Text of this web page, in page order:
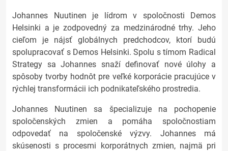
Johannes Nuutinen je lídrom v spoločnosti Demos
Helsinki a je zodpovedný za medzinárodné trhy. Jeho
cieľom je nájsť globálnych predchodcov, ktorí budú
spolupracovať s Demos Helsinki. Spolu s tímom Radical
Strategy sa Johannes snaží definovať nové úlohy a
spôsoby tvorby hodnôt pre veľké korporácie pracujúce v
rýchlej transformácii ich podnikateľského prostredia.
Johannes Nuutinen sa špecializuje na pochopenie
spoločenských zmien a pomáha spoločnostiam
odpovedať na spoločenské výzvy. Johannes má
skúsenosti s procesmi korporátnych zmien, najmä pri